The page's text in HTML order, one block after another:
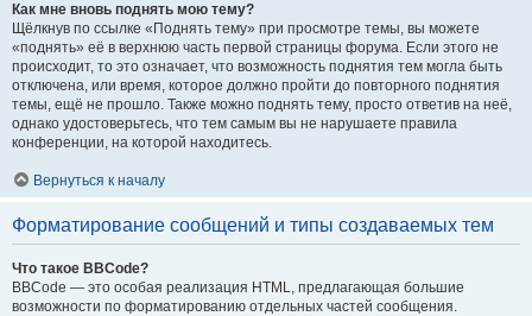
Как мне вновь поднять мою тему?
Щёлкнув по ссылке «Поднять тему» при просмотре темы, вы можете
«поднять» её в верхнюю часть первой страницы форума. Если этого не
происходит, то это означает, что возможность поднятия тем могла быть
отключена, или время, которое должно пройти до повторного поднятия
темы, ещё не прошло. Также можно поднять тему, просто ответив на неё,
однако удостоверьтесь, что тем самым вы не нарушаете правила
конференции, на которой находитесь.
Вернуться к началу
Форматирование сообщений и типы создаваемых тем
Что такое BBCode?
BBCode — это особая реализация HTML, предлагающая большие
возможности по форматированию отдельных частей сообщения.